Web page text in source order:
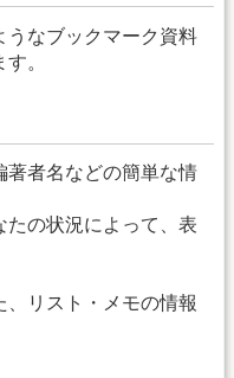
うなブックマーク資料
。
著者名などの簡単な情
たの状況によって、表
、リスト・メモの情報